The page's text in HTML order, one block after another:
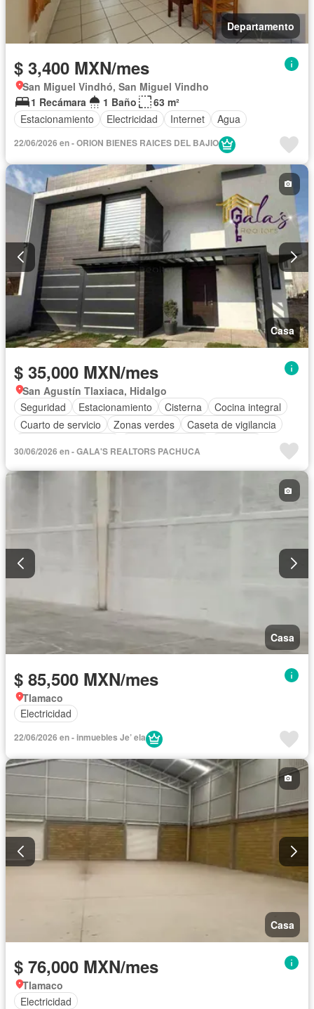
Departamento
$ 3,400 MXN/mes
San Miguel Vindhó, San Miguel Vindho
1 Recámara
1 Baño
63 m²
Estacionamiento
Electricidad Internet Agua
22/06/2026 en - ORION BIENES RAICES DEL BAJIO
Casa
$ 35,000 MXN/mes
San Agustín Tlaxiaca, Hidalgo
Seguridad
Estacionamiento Cisterna
Cocina integral
Cuarto de servicio
Zonas verdes
Caseta de vigilancia
Sin amueblar
30/06/2026 en - GALA'S REALTORS PACHUCA
Casa
$ 85,500 MXN/mes
Tlamaco
Electricidad
22/06/2026 en - inmuebles Je’ ela
Casa
$ 76,000 MXN/mes
Tlamaco
Electricidad